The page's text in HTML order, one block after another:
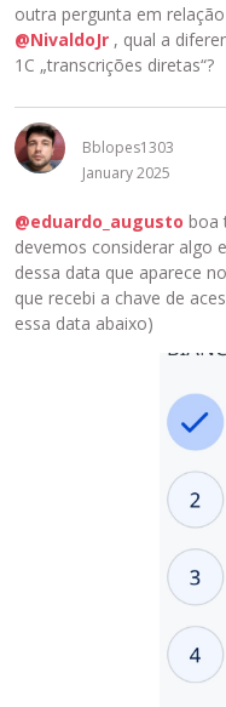
outra pergunta em
@NivaldoJr , qual a
1C „transcrições diretas“?
Bblopes1303
January 2025
@eduardo_augusto boa
devemos considerar algo
dessa data que aparece
que recebi a chave de
essa data abaixo)